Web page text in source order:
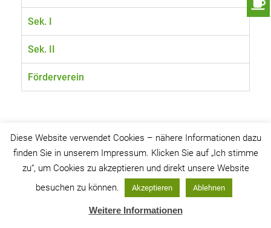
Sek. I
Sek. II
Förderverein
© 2026 Städtisches Gymnasium Ochtrup |Impressum
Diese Website verwendet Cookies – nähere Informationen dazu
finden Sie in unserem Impressum. Klicken Sie auf „Ich stimme
zu“, um Cookies zu akzeptieren und direkt unsere Website
besuchen zu können.
Akzeptieren Ablehnen
Weitere Informationen